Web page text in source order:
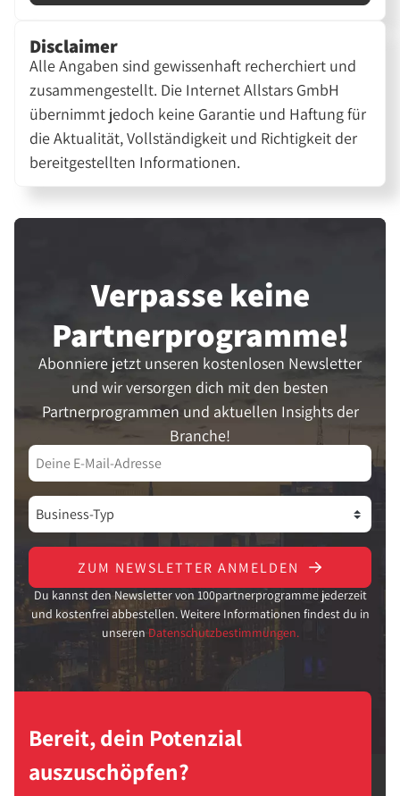
Disclaimer
Alle Angaben sind gewissenhaft recherchiert und
zusammengestellt. Die Internet Allstars GmbH
übernimmt jedoch keine Garantie und Haftung für
die Aktualität, Vollständigkeit und Richtigkeit der
bereitgestellten Informationen.
Verpasse keine
Partner­programme!
Abonniere jetzt unseren kostenlosen Newsletter
und wir versorgen dich mit den besten
Partnerprogrammen und aktuellen Insights der
Branche!
ZUM NEWSLETTER ANMELDEN
Du kannst den Newsletter von 100partnerprogramme jederzeit
und kostenfrei abbestellen. Weitere Informationen findest du in
unseren Datenschutzbestimmungen.
Bereit, dein Potenzial
auszuschöpfen?